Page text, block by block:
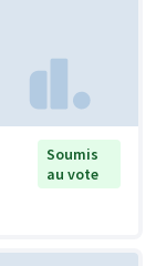
Soumis
au vote